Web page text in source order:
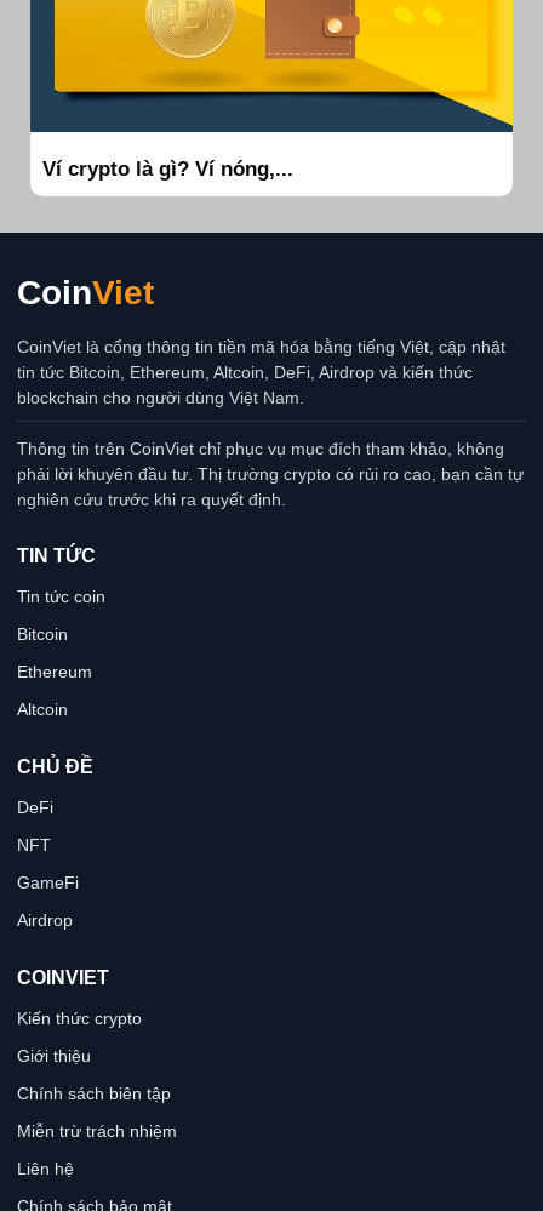
Ví crypto là gì? Ví nóng,...
CoinViet
CoinViet là cổng thông tin tiền mã hóa bằng tiếng Việt, cập nhật
tin tức Bitcoin, Ethereum, Altcoin, DeFi, Airdrop và kiến thức
blockchain cho người dùng Việt Nam.
Thông tin trên CoinViet chỉ phục vụ mục đích tham khảo, không
phải lời khuyên đầu tư. Thị trường crypto có rủi ro cao, bạn cần tự
nghiên cứu trước khi ra quyết định.
TIN TỨC
Tin tức coin
Bitcoin
Ethereum
Altcoin
CHỦ ĐỀ
DeFi
NFT
GameFi
Airdrop
COINVIET
Kiến thức crypto
Giới thiệu
Chính sách biên tập
Miễn trừ trách nhiệm
Liên hệ
Chính sách bảo mật